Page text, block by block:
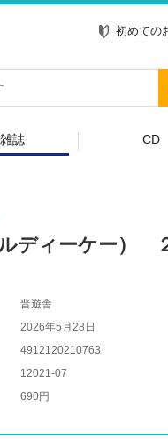
初めての
雑誌 CD
ディーケー）
晋遊舎
2026年5月28日
4912120210763
12021-07
690円